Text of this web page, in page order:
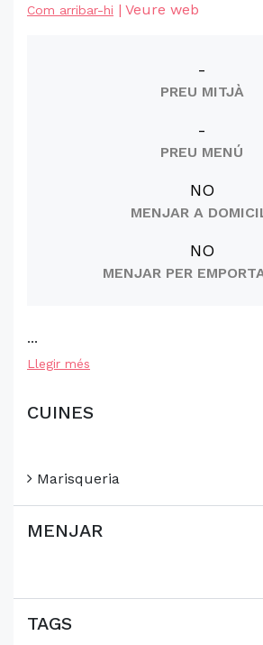
Com arribar-hi | Veure web
-
PREU MITJÀ
-
PREU MENÚ
NO
MENJAR A
NO
MENJAR PER
...
Llegir més
CUINES
Marisqueria
MENJAR
TAGS